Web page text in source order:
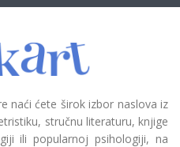
naći ćete širok izbor naslova iz
stručnu literaturu, knjige
ili popularnoj psihologiji, na